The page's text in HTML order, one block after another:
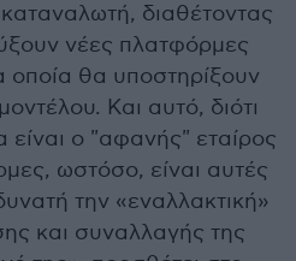
διαθέτοντας
νέες πλατφόρμες
οποία θα υποστηρίξουν
Και αυτό, διότι
είναι ο "αφανής" εταίρος
ωστόσο, είναι αυτές
την «εναλλακτική»
και συναλλαγής της